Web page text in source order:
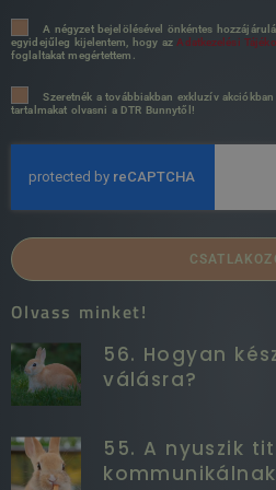
A négyzet bejelölésével önkéntes
egyidejűleg kijelentem, hogy azAdatkezelési
foglaltakat megértettem.
Szeretnék a továbbiakban exkluzív
tartalmakat olvasni a DTR Bunnytől!
Olvass minket!
56. Hogyan
válásra?
55. A nyuszik